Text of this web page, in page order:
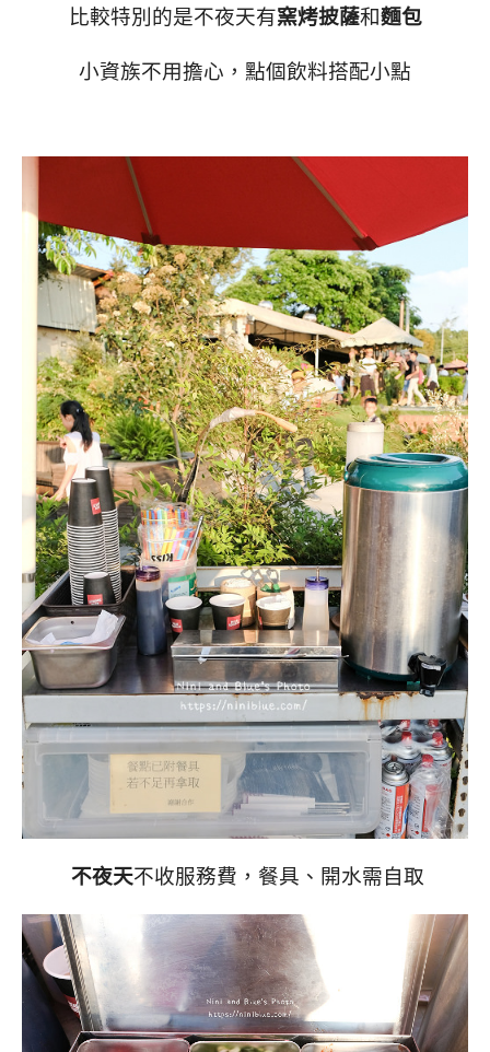
比較特別的是不夜天有窯烤披薩和麵包
小資族不用擔心，點個飲料搭配小點
不夜天不收服務費，餐具、開水需自取